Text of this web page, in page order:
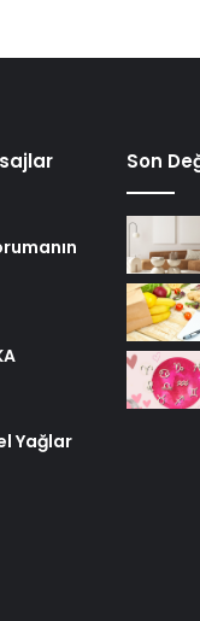
Yağlar
Son